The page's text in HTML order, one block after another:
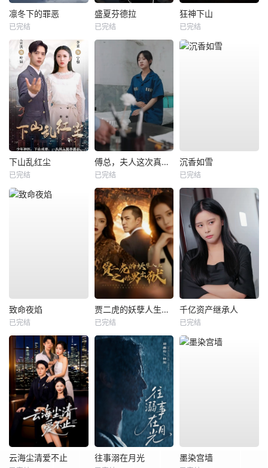
凛冬下的罪恶
已完结
盛夏芬德拉
已完结
狂神下山
已完结
下山乱红尘
已完结
傅总，夫人这次真的死了
已完结
沉香如雪
已完结
致命夜焰
已完结
贾二虎的妖孽人生之皓男出狱
已完结
千亿资产继承人
已完结
云海尘清爱不止 往事溺在月光 墨染宫墙